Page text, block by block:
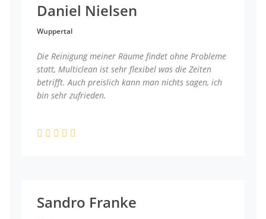
Daniel Nielsen
Wuppertal
Die Reinigung meiner Räume findet ohne Probleme
statt, Multiclean ist sehr flexibel was die Zeiten
betrifft. Auch preislich kann man nichts sagen, ich
bin sehr zufrieden.
Sandro Franke